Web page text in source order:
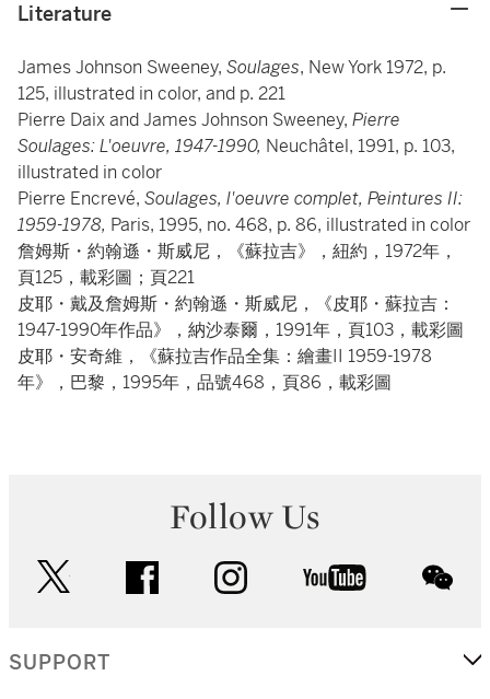
Literature
James Johnson Sweeney, Soulages, New York 1972, p.
125, illustrated in color, and p. 221
Pierre Daix and James Johnson Sweeney, Pierre
Soulages: L'oeuvre, 1947-1990, Neuchâtel, 1991, p. 103,
illustrated in color
Pierre Encrevé, Soulages, l'oeuvre complet, Peintures II:
1959-1978, Paris, 1995, no. 468, p. 86, illustrated in color
詹姆斯・約翰遜・斯威尼，《蘇拉吉》，紐約，1972年，
頁125，載彩圖；頁221
皮耶・戴及詹姆斯・約翰遜・斯威尼，《皮耶・蘇拉吉：
1947-1990年作品》，納沙泰爾，1991年，頁103，載彩圖
皮耶・安奇維，《蘇拉吉作品全集：繪畫II 1959-1978
年》，巴黎，1995年，品號468，頁86，載彩圖
Follow Us
facebook instagram youtube
SUPPORT